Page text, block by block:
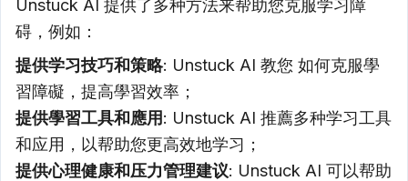
Unstuck AI 提供了多种方法来帮助您克服学习障
碍，例如：
提供学习技巧和策略: Unstuck AI 教您 如何克服學
習障礙，提高學習效率；
提供學習工具和應用: Unstuck AI 推薦多种学习工具
和应用，以帮助您更高效地学习；
提供心理健康和压力管理建议: Unstuck AI 可以帮助